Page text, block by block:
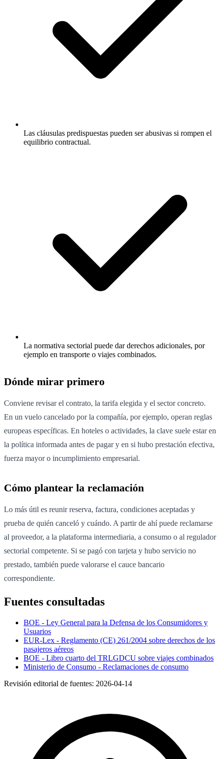
Las cláusulas predispuestas pueden ser abusivas si rompen el
equilibrio contractual.
La normativa sectorial puede dar derechos adicionales, por
ejemplo en transporte o viajes combinados.
Dónde mirar primero
Conviene revisar el contrato, la tarifa elegida y el sector concreto.
En un vuelo cancelado por la compañía, por ejemplo, operan reglas
europeas específicas. En hoteles o actividades, la clave suele estar en
la política informada antes de pagar y en si hubo prestación efectiva,
fuerza mayor o incumplimiento empresarial.
Cómo plantear la reclamación
Lo más útil es reunir reserva, factura, condiciones aceptadas y
prueba de quién canceló y cuándo. A partir de ahí puede reclamarse
al proveedor, a la plataforma intermediaria, a consumo o al regulador
sectorial competente. Si se pagó con tarjeta y hubo servicio no
prestado, también puede valorarse el cauce bancario
correspondiente.
Fuentes consultadas
BOE - Ley General para la Defensa de los Consumidores y
Usuarios
EUR-Lex - Reglamento (CE) 261/2004 sobre derechos de los
pasajeros aéreos
BOE - Libro cuarto del TRLGDCU sobre viajes combinados
Ministerio de Consumo - Reclamaciones de consumo
Revisión editorial de fuentes: 2026-04-14